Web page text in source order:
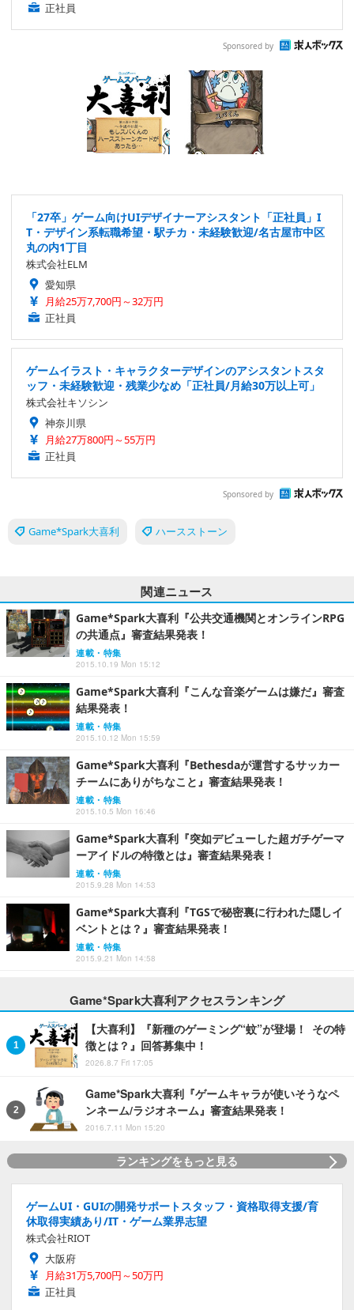
正社員
Sponsored by
「27卒」ゲーム向けUIデザイナーアシスタント「正社員」I
T・デザイン系転職希望・駅チカ・未経験歓迎/名古屋市中区
丸の内1丁目
株式会社ELM
愛知県
月給25万7,700円～32万円
正社員
ゲームイラスト・キャラクターデザインのアシスタントスタ
ッフ・未経験歓迎・残業少なめ「正社員/月給30万以上可」
株式会社キソシン
神奈川県
月給27万800円～55万円
正社員
Sponsored by
Game*Spark大喜利 ハースストーン
関連ニュース
Game*Spark大喜利『公共交通機関とオンラインRPG
の共通点』審査結果発表！
連載・特集
2015.10.19 Mon 15:12
Game*Spark大喜利『こんな音楽ゲームは嫌だ』審査
結果発表！
連載・特集
2015.10.12 Mon 15:59
Game*Spark大喜利『Bethesdaが運営するサッカー
チームにありがちなこと』審査結果発表！
連載・特集
2015.10.5 Mon 16:46
Game*Spark大喜利『突如デビューした超ガチゲーマ
ーアイドルの特徴とは』審査結果発表！
連載・特集
2015.9.28 Mon 14:53
Game*Spark大喜利『TGSで秘密裏に行われた隠しイ
ベントとは？』審査結果発表！
連載・特集
2015.9.21 Mon 14:58
Game*Spark大喜利アクセスランキング
【大喜利】『新種のゲーミング“蚊”が登場！ その特
徴とは？』回答募集中！
2026.8.7 Fri 17:05
Game*Spark大喜利『ゲームキャラが使いそうなペ
ンネーム/ラジオネーム』審査結果発表！
2016.7.11 Mon 15:20
ランキングをもっと見る
ゲームUI・GUIの開発サポートスタッフ・資格取得支援/育
休取得実績あり/IT・ゲーム業界志望
株式会社RIOT
大阪府
月給31万5,700円～50万円
正社員